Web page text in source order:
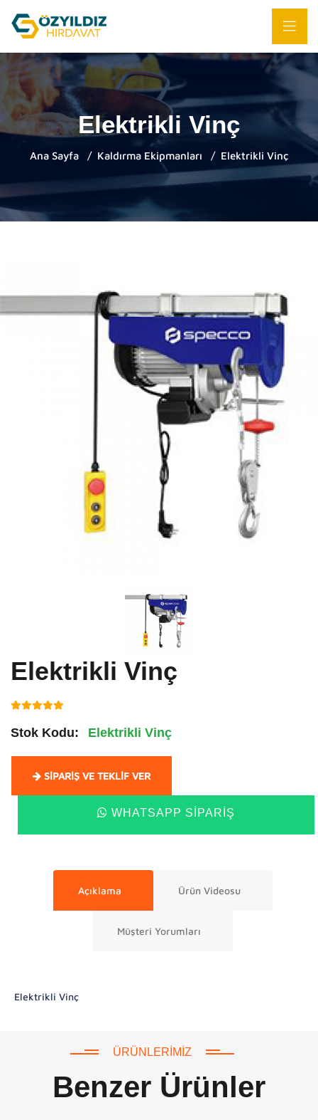
Elektrikli Vinç
Ana Sayfa Kaldırma Ekipmanları Elektrikli Vinç
Elektrikli Vinç
Stok Kodu: Elektrikli Vinç
SIPARIŞ VE TEKLIF VER
WHATSAPP SIPARIŞ
Açıklama Ürün Videosu
Müşteri Yorumları
Elektrikli Vinç
ÜRÜNLERIMIZ
Benzer Ürünler